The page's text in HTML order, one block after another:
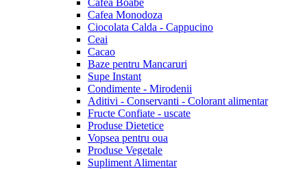
Cafea Monodoza
Ciocolata Calda - Cappucino
Ceai
Cacao
Baze pentru Mancaruri
Supe Instant
Condimente - Mirodenii
Aditivi - Conservanti - Colorant alimentar
Fructe Confiate - uscate
Produse Dietetice
Vopsea pentru oua
Produse Vegetale
Supliment Alimentar